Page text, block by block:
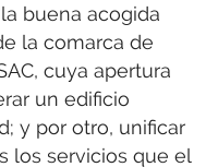
buena acogida
la comarca de
cuya apertura
un edificio
y por otro, unificar
los servicios que el